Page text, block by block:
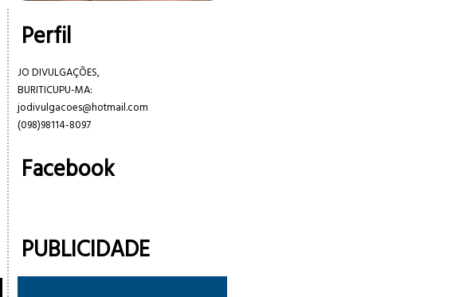
Perfil
JO DIVULGAÇÕES,
BURITICUPU-MA:
jodivulgacoes@hotmail.com
(098)98114-8097
Facebook
PUBLICIDADE